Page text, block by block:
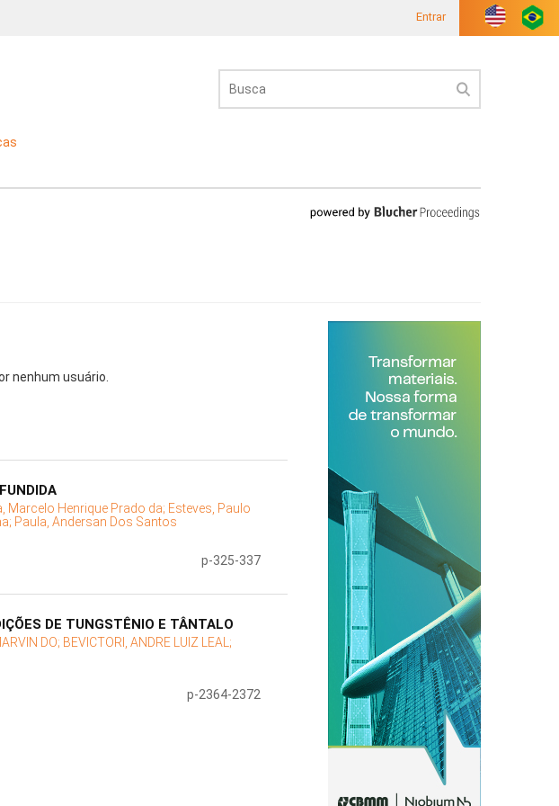
Entrar
nenhum usuário.
Marcelo Henrique Prado da; Esteves, Paulo
Paula, Andersan Dos Santos
p-325-337
DE TUNGSTÊNIO E TÂNTALO
DO; BEVICTORI, ANDRE LUIZ LEAL;
p-2364-2372